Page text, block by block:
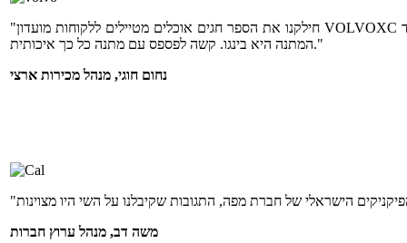
"חילקנו את הספר חגים אוכלים מטיילים ללקוחות מועדון VOLVOXC וקיבלנו תגובות מדהימות. זאת הפעם השנייה שאנחנו נותנים במתנה ספר של מפה ותמיד
המתנה היא בינגו. קשה לפספס עם מתנה כל כך איכותית."
נחום חוגי, מנהל מכירות ארצי
משה דב, מנהל ערוץ חברות